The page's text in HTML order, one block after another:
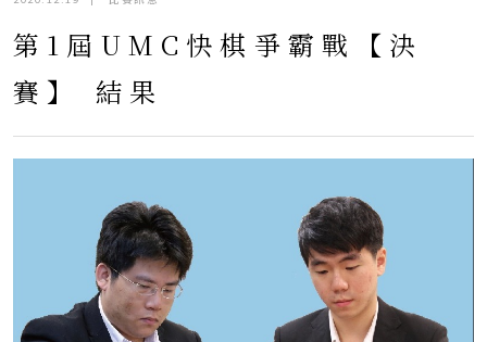
第1屆UMC快棋爭霸戰【決
賽】 結果